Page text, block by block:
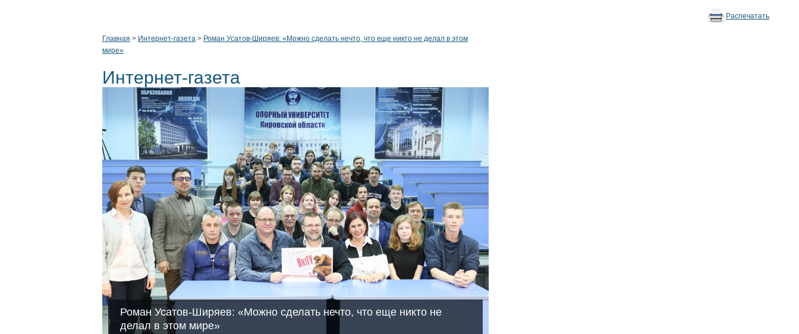
Распечатать
Главная > Интернет-газета > Роман Усатов-Ширяев: «Можно сделать нечто, что еще никто не делал в этом
мире»
Интернет-газета
Роман Усатов-Ширяев: «Можно сделать нечто, что еще никто не
делал в этом мире»